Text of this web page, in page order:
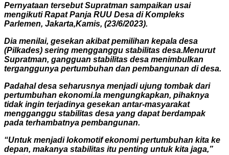
Pernyataan tersebut Supratman sampaikan usai
mengikuti Rapat Panja RUU Desa di Kompleks
Parlemen, Jakarta,Kamis, (23/6/2023).
Dia menilai, gesekan akibat pemilihan kepala desa
(Pilkades) sering mengganggu stabilitas desa.Menurut
Supratman, gangguan stabilitas desa menimbulkan
terganggunya pertumbuhan dan pembangunan di desa.
Padahal desa seharusnya menjadi ujung tombak dari
pertumbuhan ekonomi.Ia mengungkapkan, pihaknya
tidak ingin terjadinya gesekan antar-masyarakat
mengganggu stabilitas desa yang dapat berdampak
pada terhambatnya pembangunan.
“Untuk menjadi lokomotif ekonomi pertumbuhan kita ke
depan, makanya stabilitas itu penting untuk kita jaga,”